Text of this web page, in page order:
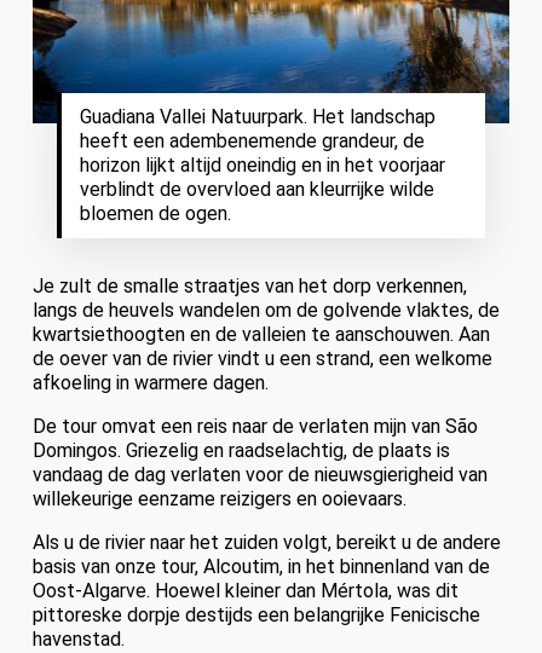
Guadiana Vallei Natuurpark. Het landschap
heeft een adembenemende grandeur, de
horizon lijkt altijd oneindig en in het voorjaar
verblindt de overvloed aan kleurrijke wilde
bloemen de ogen.
Je zult de smalle straatjes van het dorp verkennen,
langs de heuvels wandelen om de golvende vlaktes, de
kwartsiethoogten en de valleien te aanschouwen. Aan
de oever van de rivier vindt u een strand, een welkome
afkoeling in warmere dagen.
De tour omvat een reis naar de verlaten mijn van São
Domingos. Griezelig en raadselachtig, de plaats is
vandaag de dag verlaten voor de nieuwsgierigheid van
willekeurige eenzame reizigers en ooievaars.
Als u de rivier naar het zuiden volgt, bereikt u de andere
basis van onze tour, Alcoutim, in het binnenland van de
Oost-Algarve. Hoewel kleiner dan Mértola, was dit
pittoreske dorpje destijds een belangrijke Fenicische
havenstad.